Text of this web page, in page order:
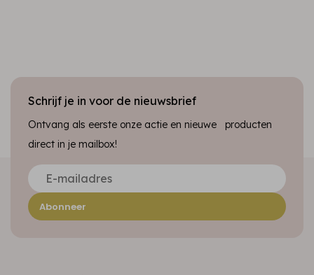
Schrijf je in voor de nieuwsbrief
Ontvang als eerste onze actie en nieuwe producten
direct in je mailbox!
Abonneer